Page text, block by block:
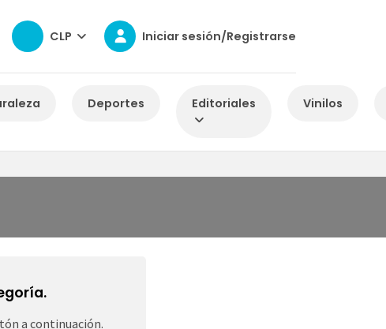
CLP Iniciar sesión/Registrarse
Deportes Editoriales Vinilos
a continuación.